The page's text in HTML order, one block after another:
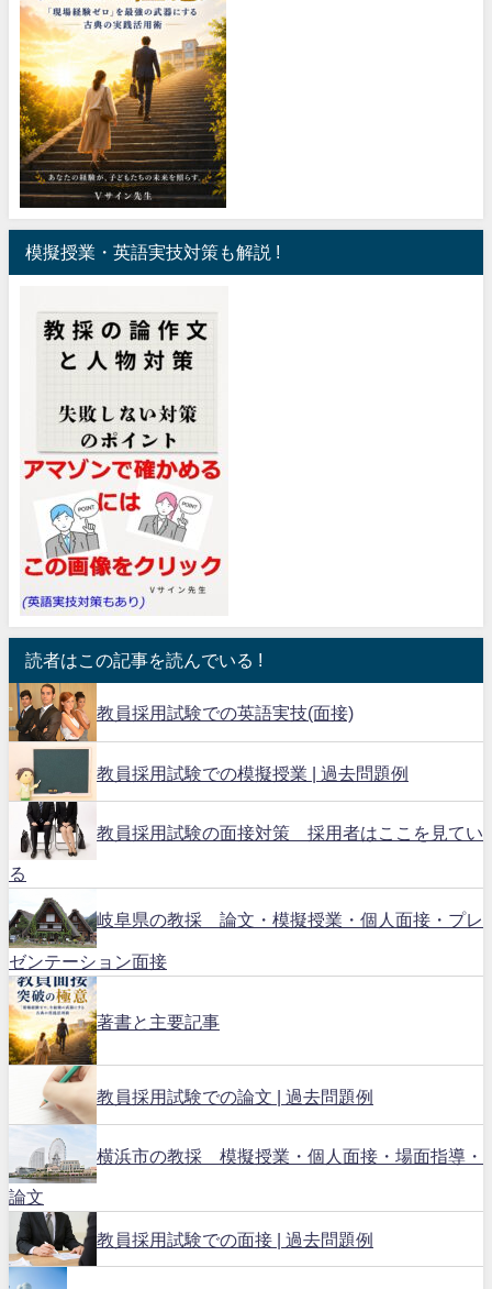
模擬授業・英語実技対策も解説 !
読者はこの記事を読んでいる !
教員採用試験での英語実技(面接)
教員採用試験での模擬授業 | 過去問題例
教員採用試験の面接対策 採用者はここを見てい
る
岐阜県の教採 論文・模擬授業・個人面接・プレ
ゼンテーション面接
著書と主要記事
教員採用試験での論文 | 過去問題例
横浜市の教採 模擬授業・個人面接・場面指導・
論文
教員採用試験での面接 | 過去問題例